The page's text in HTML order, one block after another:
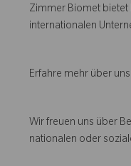
Zimmer Biomet bietet
internationalen
Erfahre mehr über
Wir freuen uns über
nationalen oder